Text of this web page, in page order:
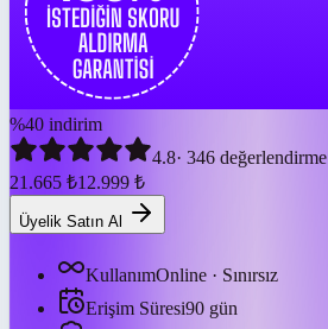
%40 indirim
4.8· 346 değerlendirme
21.665 ₺12.999 ₺
Üyelik Satın Al
KullanımOnline · Sınırsız
Erişim Süresi90 gün